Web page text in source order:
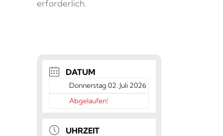
erforderlich.
DATUM
Donnerstag 02. Juli 2026
Abgelaufen!
UHRZEIT